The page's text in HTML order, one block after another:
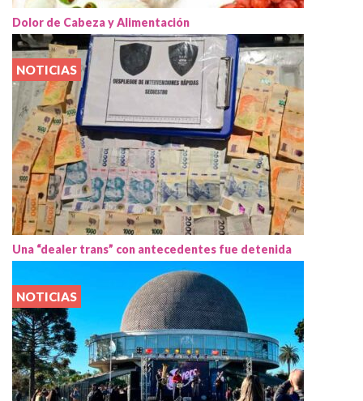
Dolor de Cabeza y Alimentación
NOTICIAS
Una “dealer trans” con antecedentes fue detenida
NOTICIAS